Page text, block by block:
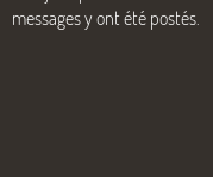
messages y ont été postés.